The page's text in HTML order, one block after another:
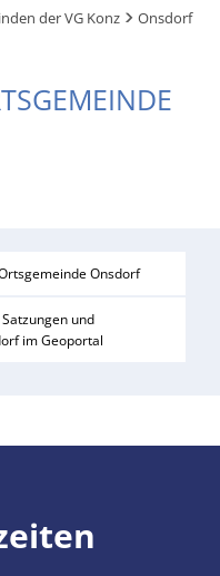
der VG Konz
Onsdorf
Onsdorf
und
im Geoportal